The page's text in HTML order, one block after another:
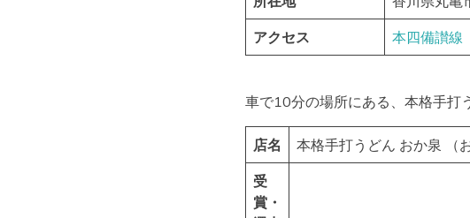
アクセス 本四備讃線
車で10分の場所にある、本格手打
店名 本格手打うどん おか泉 （
受
賞・